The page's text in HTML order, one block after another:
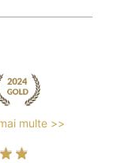
multe >>